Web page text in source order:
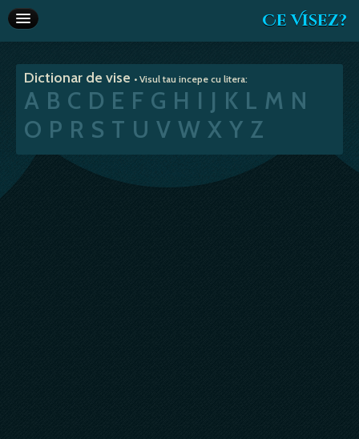
Ce Visez?
Interpretare vise
Articole
Va recomandam
Dictionar de vise • Visul tau incepe cu litera:
A B C D E F G H I J K L M N
O P R S T U V W X Y Z